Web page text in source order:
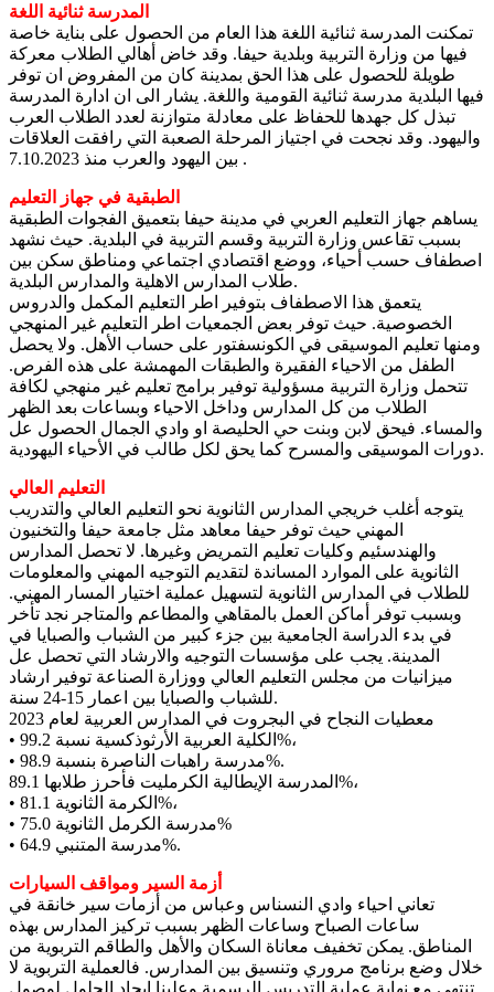
المدرسة ثنائية اللغة
تمكنت المدرسة ثنائية اللغة هذا العام من الحصول على بناية خاصة
فيها من وزارة التربية وبلدية حيفا. وقد خاض أهالي الطلاب معركة
طويلة للحصول على هذا الحق بمدينة كان من المفروض ان توفر
فيها البلدية مدرسة ثنائية القومية واللغة. يشار الى ان ادارة المدرسة
تبذل كل جهدها للحفاظ على معادلة متوازنة لعدد الطلاب العرب
واليهود. وقد نجحت في اجتياز المرحلة الصعبة التي رافقت العلاقات
بين اليهود والعرب منذ 7.10.2023 .
الطبقية في جهاز التعليم
يساهم جهاز التعليم العربي في مدينة حيفا بتعميق الفجوات الطبقية
بسبب تقاعس وزارة التربية وقسم التربية في البلدية. حيث نشهد
اصطفاف حسب أحياء، ووضع اقتصادي اجتماعي ومناطق سكن بين
طلاب المدارس الاهلية والمدارس البلدية.
يتعمق هذا الاصطفاف بتوفير اطر التعليم المكمل والدروس
الخصوصية. حيث توفر بعض الجمعيات اطر التعليم غير المنهجي
ومنها تعليم الموسيقى في الكونسفتور على حساب الأهل. ولا يحصل
الطفل من الاحياء الفقيرة والطبقات المهمشة على هذه الفرص.
تتحمل وزارة التربية مسؤولية توفير برامج تعليم غير منهجي لكافة
الطلاب من كل المدارس وداخل الاحياء وبساعات بعد الظهر
والمساء. فيحق لابن وبنت حي الحليصة او وادي الجمال الحصول عل
دورات الموسيقى والمسرح كما يحق لكل طالب في الأحياء اليهودية.
التعليم العالي
يتوجه أغلب خريجي المدارس الثانوية نحو التعليم العالي والتدريب
المهني حيث توفر حيفا معاهد مثل جامعة حيفا والتخنيون
والهندسئيم وكليات تعليم التمريض وغيرها. لا تحصل المدارس
الثانوية على الموارد المساندة لتقديم التوجيه المهني والمعلومات
للطلاب في المدارس الثانوية لتسهيل عملية اختيار المسار المهني.
وبسبب توفر أماكن العمل بالمقاهي والمطاعم والمتاجر نجد تأخر
في بدء الدراسة الجامعية بين جزء كبير من الشباب والصبايا في
المدينة. يجب على مؤسسات التوجيه والارشاد التي تحصل عل
ميزانيات من مجلس التعليم العالي ووزارة الصناعة توفير ارشاد
للشباب والصبايا بين اعمار 15-24 سنة.
معطيات النجاح في البجروت في المدارس العربية لعام 2023
• الكلية العربية الأرثوذكسية نسبة 99.2%،
• مدرسة راهبات الناصرة بنسبة 98.9%.
المدرسة الإيطالية الكرمليت فأحرز طلابها 89.1%،
• الكرمة الثانوية 81.1%،
• مدرسة الكرمل الثانوية 75.0%
• مدرسة المتنبي 64.9%.
أزمة السير ومواقف السيارات
تعاني احياء وادي النسناس وعباس من أزمات سير خانقة في
ساعات الصباح وساعات الظهر بسبب تركيز المدارس بهذه
المناطق. يمكن تخفيف معاناة السكان والأهل والطاقم التربوية من
خلال وضع برنامج مروري وتنسيق بين المدارس. فالعملية التربوية لا
تنتهي مع نهاية عملية التدريس الرسمية وعلينا إيجاد الحلول لوصول